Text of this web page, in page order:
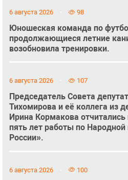
6 августа 2026 98
Юношеская команда по
продолжающиеся летние
возобновила тренировки.
6 августа 2026 107
Председатель Совета
Тихомирова и её коллега из
Ирина Кормакова
пять лет работы по
России».
6 августа 2026 100